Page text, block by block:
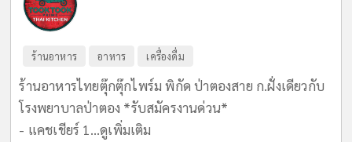
ร้านอาหาร อาหาร เครื่องดื่ม
ร้านอาหารไทยตุ๊กตุ๊กไพร์ม พิกัด ป่าตองสาย ก.ฝั่งเดียวกับ
โรงพยาบาลป่าตอง *รับสมัครงานด่วน*
- แคชเชียร์ 1...ดูเพิ่มเติม